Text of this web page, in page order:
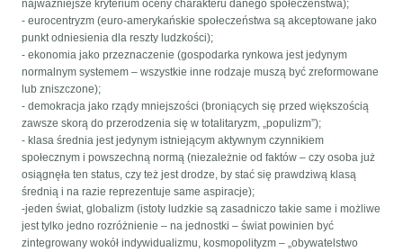
najważniejsze kryterium oceny charakteru danego społeczeństwa);
- eurocentryzm (euro-amerykańskie społeczeństwa są akceptowane jako
punkt odniesienia dla reszty ludzkości);
- ekonomia jako przeznaczenie (gospodarka rynkowa jest jedynym
normalnym systemem – wszystkie inne rodzaje muszą być zreformowane
lub zniszczone);
- demokracja jako rządy mniejszości (broniących się przed większością
zawsze skorą do przerodzenia się w totalitaryzm, „populizm”);
- klasa średnia jest jedynym istniejącym aktywnym czynnikiem
społecznym i powszechną normą (niezależnie od faktów – czy osoba już
osiągnęła ten status, czy też jest drodze, by stać się prawdziwą klasą
średnią i na razie reprezentuje same aspiracje);
-jeden świat, globalizm (istoty ludzkie są zasadniczo takie same i możliwe
jest tylko jedno rozróżnienie – na jednostki – świat powinien być
zintegrowany wokół indywidualizmu, kosmopolityzm – „obywatelstwo